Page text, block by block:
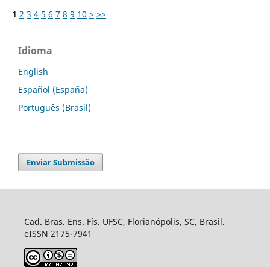
1 2 3 4 5 6 7 8 9 10 > >>
Idioma
English
Español (España)
Português (Brasil)
Enviar Submissão
Cad. Bras. Ens. Fís. UFSC, Florianópolis, SC, Brasil.
eISSN 2175-7941